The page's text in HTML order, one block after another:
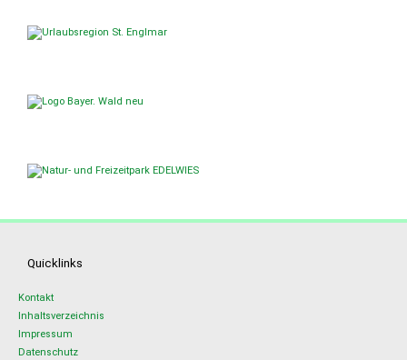
Quicklinks
Kontakt
Inhaltsverzeichnis
Impressum
Datenschutz